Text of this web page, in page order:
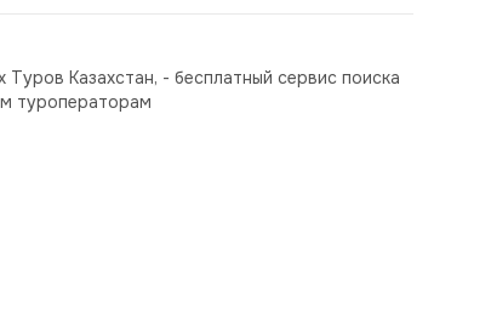
Туров Казахстан, - бесплатный сервис поиска
туроператорам